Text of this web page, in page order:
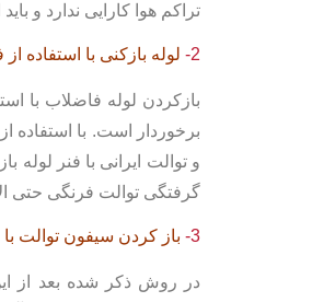
تراکم هوا کارایی ندارد و
2- لوله بازکنی با استفاده از
بازکردن لوله فاضلاب با
برخوردار است. با
و توالت ایرانی با فنر لوله
گرفتگی توالت فرنگی حتی
3- باز کردن سیفون توالت با
در روش ذکر شده بعد از